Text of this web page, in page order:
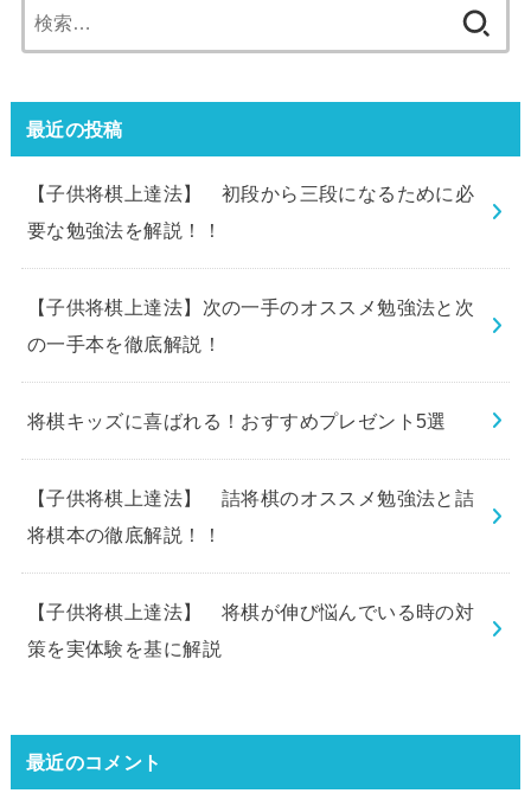
索:
最近の投稿
【子供将棋上達法】 初段から三段になるために必
要な勉強法を解説！！
【子供将棋上達法】次の一手のオススメ勉強法と次
の一手本を徹底解説！
将棋キッズに喜ばれる！おすすめプレゼント5選
【子供将棋上達法】 詰将棋のオススメ勉強法と詰
将棋本の徹底解説！！
【子供将棋上達法】 将棋が伸び悩んでいる時の対
策を実体験を基に解説
最近のコメント